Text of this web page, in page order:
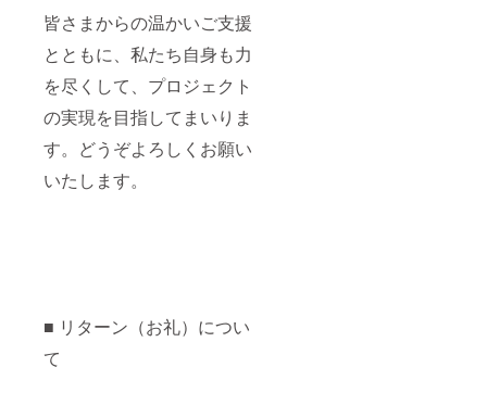
皆さまからの温かいご支援
とともに、私たち自身も力
を尽くして、プロジェクト
の実現を目指してまいりま
す。どうぞよろしくお願い
いたします。
■ リターン（お礼）につい
て